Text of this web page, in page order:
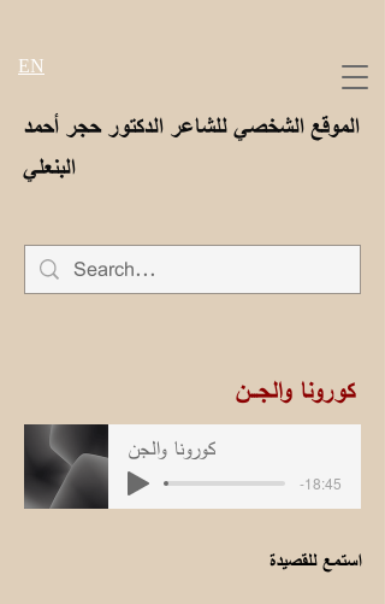
الموقع الشخصي للشاعر الدكتور حجر أحمد
البنعلي
EN
كورونا والجـــن
كورونا والجن
-18:45
استمع للقصيدة